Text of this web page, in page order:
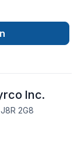
Inc.
2G8